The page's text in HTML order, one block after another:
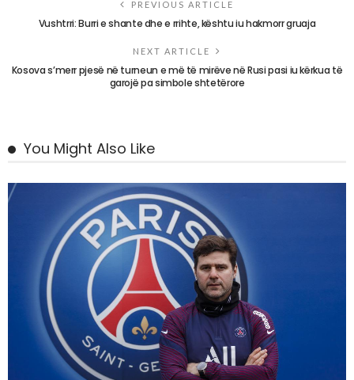
PREVIOUS ARTICLE
Vushtrri: Burri e shante dhe e rrihte, kështu iu hakmorr gruaja
NEXT ARTICLE
Kosova s’merr pjesë në turneun e më të mirëve në Rusi pasi iu kërkua të
garojë pa simbole shtetërore
You Might Also Like